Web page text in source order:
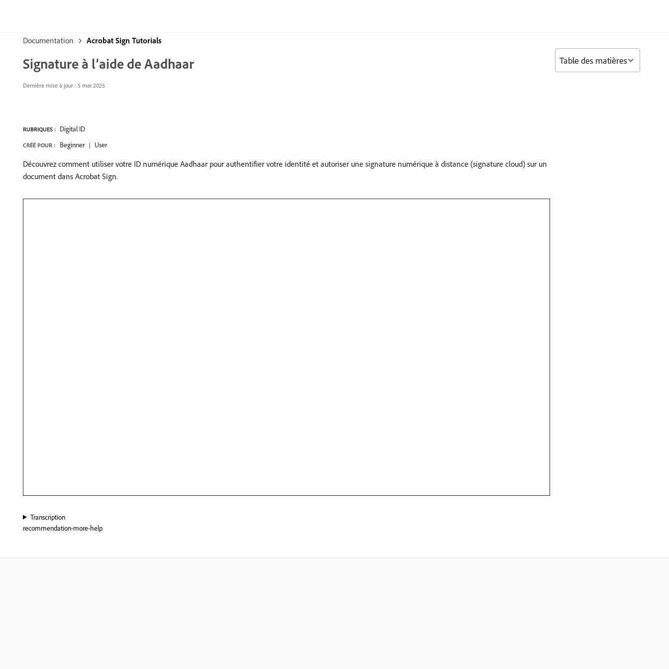
Documentation Acrobat Sign Tutorials
Signature à l’aide de Aadhaar
Dernière mise à jour : 5 mai 2025
RUBRIQUES : Digital ID
CRÉÉ POUR : Beginner User
Découvrez comment utiliser votre ID numérique Aadhaar pour authentifier votre identité et autoriser une signature numérique à distance (signature cloud) sur un
document dans Acrobat Sign.
Transcription
recommendation-more-help
Table des matières